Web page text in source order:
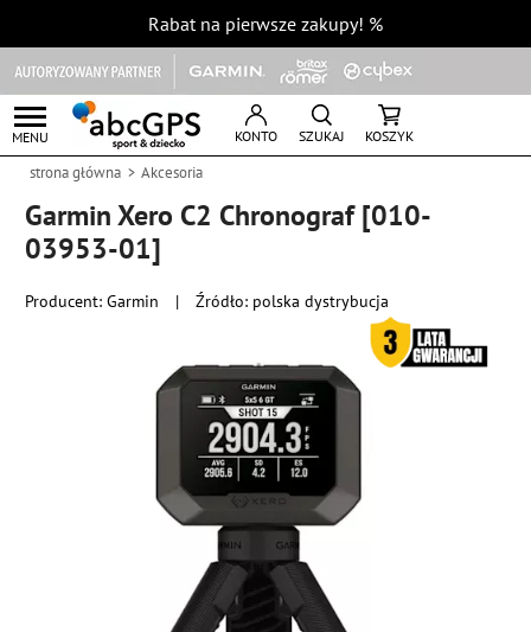
Rabat na pierwsze zakupy! %
MENU KONTO SZUKAJ KOSZYK
strona główna Akcesoria
Garmin Xero C2 Chronograf [010-
03953-01]
Producent:Garmin | Źródło: polska dystrybucja